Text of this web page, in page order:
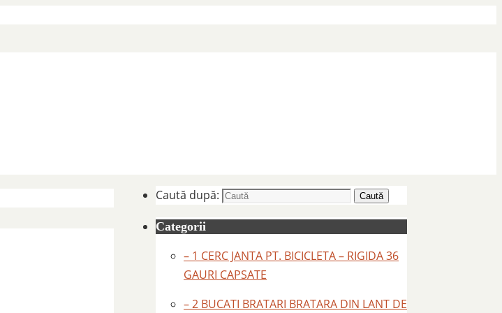
Caută după: Caută
Categorii
– 1 CERC JANTA PT. BICICLETA – RIGIDA 36
GAURI CAPSATE
– 2 BUCATI BRATARI BRATARA DIN LANT DE